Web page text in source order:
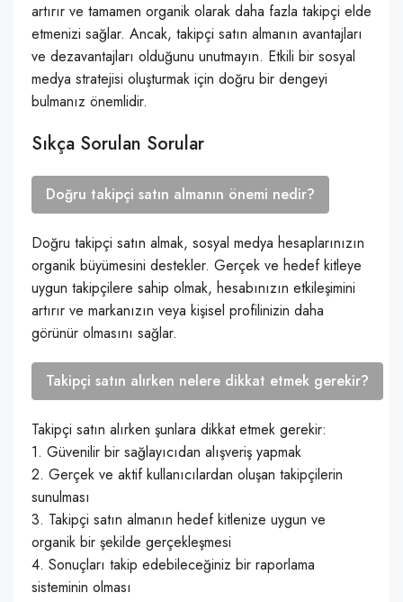
artırır ve tamamen organik olarak daha fazla takipçi elde
etmenizi sağlar. Ancak, takipçi satın almanın avantajları
ve dezavantajları olduğunu unutmayın. Etkili bir sosyal
medya stratejisi oluşturmak için doğru bir dengeyi
bulmanız önemlidir.
Sıkça Sorulan Sorular
Doğru takipçi satın almanın önemi nedir?
Doğru takipçi satın almak, sosyal medya hesaplarınızın
organik büyümesini destekler. Gerçek ve hedef kitleye
uygun takipçilere sahip olmak, hesabınızın etkileşimini
artırır ve markanızın veya kişisel profilinizin daha
görünür olmasını sağlar.
Takipçi satın alırken nelere dikkat etmek gerekir?
Takipçi satın alırken şunlara dikkat etmek gerekir:
1. Güvenilir bir sağlayıcıdan alışveriş yapmak
2. Gerçek ve aktif kullanıcılardan oluşan takipçilerin
sunulması
3. Takipçi satın almanın hedef kitlenize uygun ve
organik bir şekilde gerçekleşmesi
4. Sonuçları takip edebileceğiniz bir raporlama
sisteminin olması